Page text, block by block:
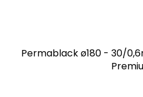
Permablack ø180 - 30/